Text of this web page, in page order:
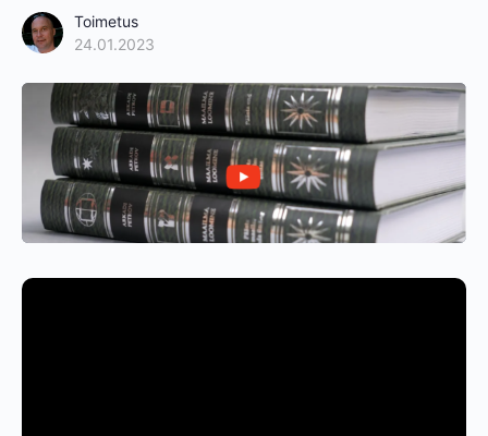
Toimetus
24.01.2023